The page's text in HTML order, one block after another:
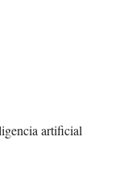
artificial